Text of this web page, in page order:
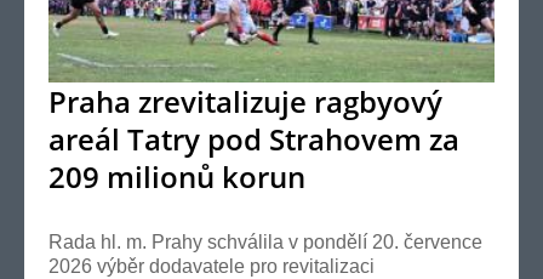
Praha zrevitalizuje ragbyový
areál Tatry pod Strahovem za
209 milionů korun
Rada hl. m. Prahy schválila v pondělí 20. července
2026 výběr dodavatele pro revitalizaci